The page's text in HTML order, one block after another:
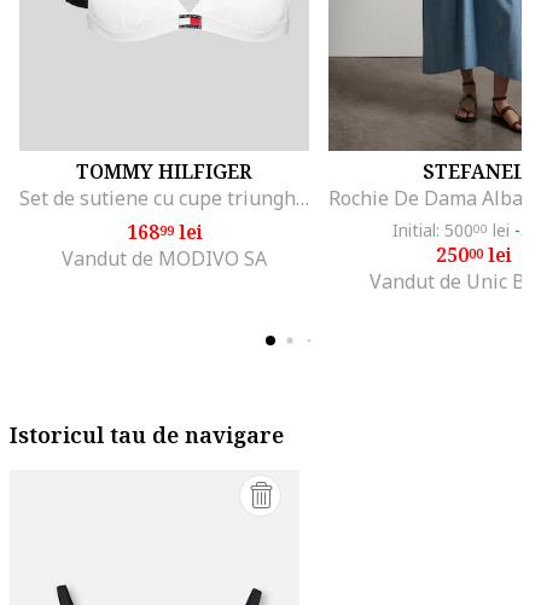
TOMMY HILFIGER
Set de sutiene cu cupe triunghiulare si detaliu logo - 3 perechi, Alb/Negru/Gri melange
16899lei
Vandut de MODIVO SA
STEFANEL
Initial: 50000 lei -
25000lei
Vandut de Unic
Istoricul tau de navigare